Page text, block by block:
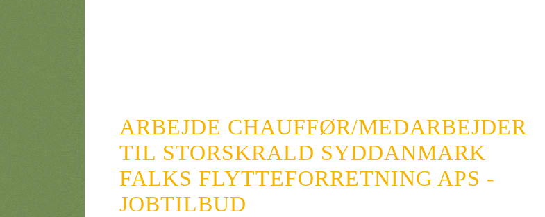
ARBEJDE CHAUFFØR/MEDARBEJDER
TIL STORSKRALD SYDDANMARK
FALKS FLYTTEFORRETNING APS -
JOBTILBUD